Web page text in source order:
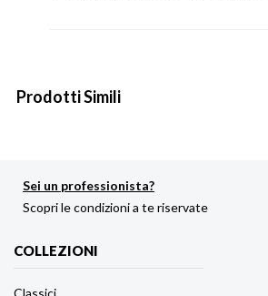
Prodotti Simili
Sei un professionista?
Scopri le condizioni a te riservate
COLLEZIONI
Classici